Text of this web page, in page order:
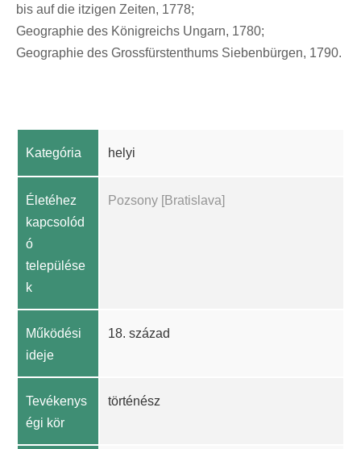
bis auf die itzigen Zeiten, 1778;
Geographie des Königreichs Ungarn, 1780;
Geographie des Grossfürstenthums Siebenbürgen, 1790.
Kategória helyi
Életéhez
kapcsolód
ó
települése
k
Pozsony [Bratislava]
Működési
ideje
18. század
Tevékenys
égi kör
történész